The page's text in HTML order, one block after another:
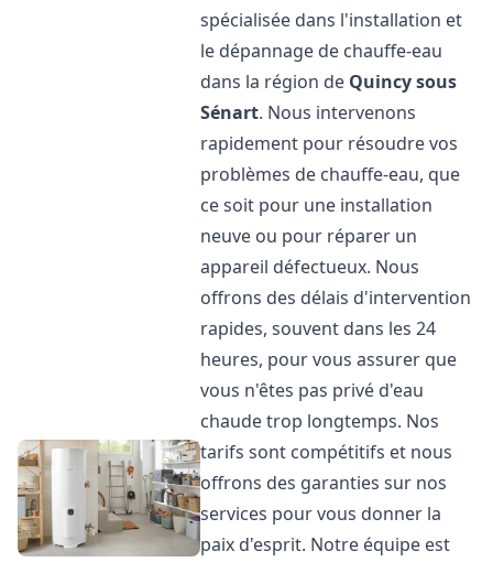
spécialisée dans l'installation et
le dépannage de chauffe-eau
dans la région de Quincy sous
Sénart. Nous intervenons
rapidement pour résoudre vos
problèmes de chauffe-eau, que
ce soit pour une installation
neuve ou pour réparer un
appareil défectueux. Nous
offrons des délais d'intervention
rapides, souvent dans les 24
heures, pour vous assurer que
vous n'êtes pas privé d'eau
chaude trop longtemps. Nos
tarifs sont compétitifs et nous
offrons des garanties sur nos
services pour vous donner la
paix d'esprit. Notre équipe est